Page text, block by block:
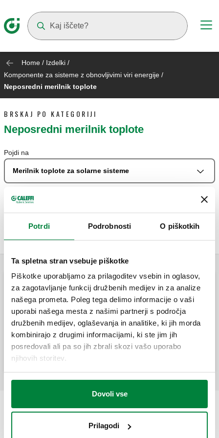
Potrdi Podrobnosti O piškotkih
Ta spletna stran vsebuje piškotke
Piškotke uporabljamo za prilagoditev vsebin in oglasov,
za zagotavljanje funkcij družbenih medijev in za analize
našega prometa. Poleg tega delimo informacije o vaši
uporabi našega mesta z našimi partnerji s področja
družbenih medijev, oglaševanja in analitike, ki jih morda
kombinirajo z drugimi informacijami, ki ste jim jih
posredovali ali pa so jih zbrali skozi vašo uporabo
njihovih storitev.
Dovoli vse
Prilagodi
Home / Izdelki /
Komponente za sisteme z obnovljivimi viri energije /
Neposredni merilnik toplote
BRSKAJ PO KATEGORIJI
Neposredni merilnik toplote
Pojdi na
Merilnik toplote za solarne sisteme
porabljene energije v načinih za ogrevanja in hlajenje.
Merilnik toplote za solarne sisteme
CONTECA EASY SOLAR, Kompaktni
kalorimeter za solarne sisteme.